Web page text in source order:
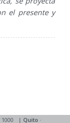
el presente y
| Quito ·